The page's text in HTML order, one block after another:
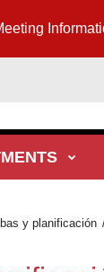
y planificación